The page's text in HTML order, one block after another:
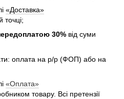
«Доставка»
точці;
30% від суми
оплата на р/р (ФОП) або на
«Оплата»
товару. Всі претензії